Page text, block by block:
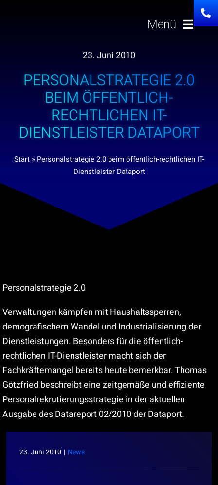
Menü
Lösungen
Über uns
Investor
Karriere
Suche
23. Juni 2010
PERSONALSTRATEGIE 2.0
BEIM ÖFFENTLICH-
RECHTLICHEN IT-
DIENSTLEISTER DATAPORT
Start» Personalstrategie 2.0 beim öffentlich-rechtlichen IT-
Dienstleister Dataport
Personalstrategie 2.0
Verwaltungen kämpfen mit Haushaltssperren,
demografischem Wandel und Industrialisierung der
Dienstleistungen. Besonders für die öffentlich-
rechtlichen IT-Dienstleister macht sich der
Fachkräftemangel bereits heute bemerkbar. Thomas
Götzfried beschreibt eine zeitgemäße und effiziente
Personalrekrutierungsstrategie in der aktuellen
Ausgabe des Datareport 02/2010 der Dataport.
23. Juni 2010 | News